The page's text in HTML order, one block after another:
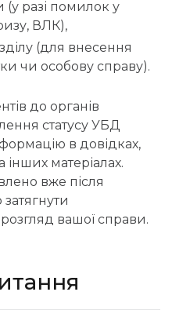
разі помилок у
ВЛК),
(для внесення
чи особову справу).
до органів
статусу УБД
в довідках,
інших матеріалах.
вже після
вашої справи.